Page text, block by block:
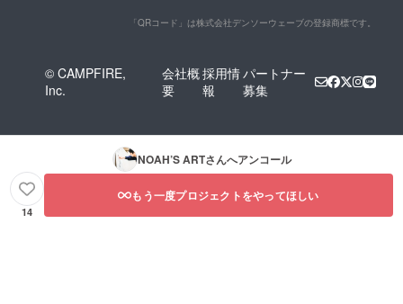
「QRコード」は株式会社デンソーウェーブの登録商標です。
© CAMPFIRE,
Inc.
会社概
要
採用情
報
パートナー
募集
NOAH’S ARTさんへアンコール
14
もう一度プロジェクトをやってほしい